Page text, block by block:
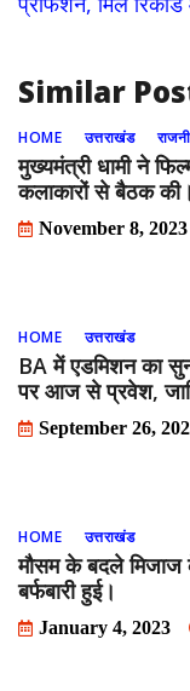
Similar
HOME उत्तराखंड
मुख्यमंत्री धामी ने
कलाकारों से बैठक की।
November 8, 2023
HOME उत्तराखंड
BA में एडमिशन का
पर आज से प्रवेश,
September 26,
HOME उत्तराखंड
मौसम के बदले मिजाज
बर्फबारी हुई।
January 4, 2023